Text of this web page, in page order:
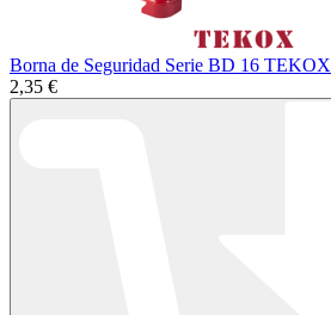
Borna de Seguridad Serie BD 16 TEKOX
2,35 €